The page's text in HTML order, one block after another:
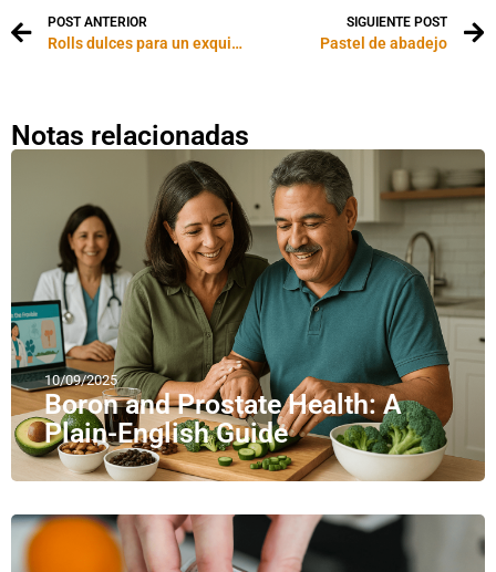
POST ANTERIOR
Rolls dulces para un exquisito té
SIGUIENTE POST
Pastel de abadejo
Notas relacionadas
10/09/2025
Boron and Prostate Health: A
Plain-English Guide